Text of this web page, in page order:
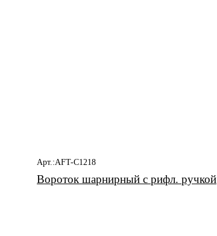
Арт.:AFT-C1218
Вороток шарнирный с рифл. ручкой